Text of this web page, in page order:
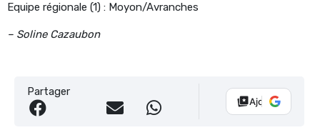
Equipe régionale (1) : Moyon/Avranches
– Soline Cazaubon
Partager
Ajouter Vélo